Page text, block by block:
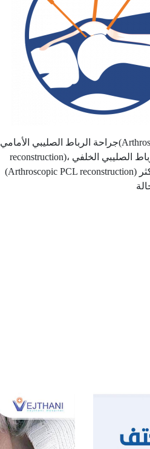
جراحة الرباط الصليبي الأمامي(Arthroscopic ACL
reconstruction)، وجراحة الرباط الصليبي الخلفي
(Arthroscopic PCL reconstruction) بالمنظار لأكثر